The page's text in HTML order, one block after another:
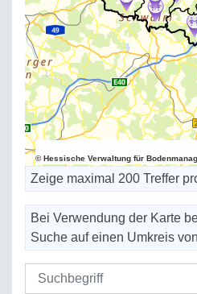
© Hessische Verwaltung für
Zeige maximal 200 Treffer
Bei Verwendung der Karte
Suche auf einen Umkreis